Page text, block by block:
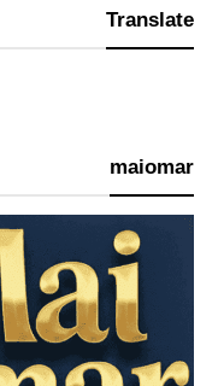
Translate
maiomar